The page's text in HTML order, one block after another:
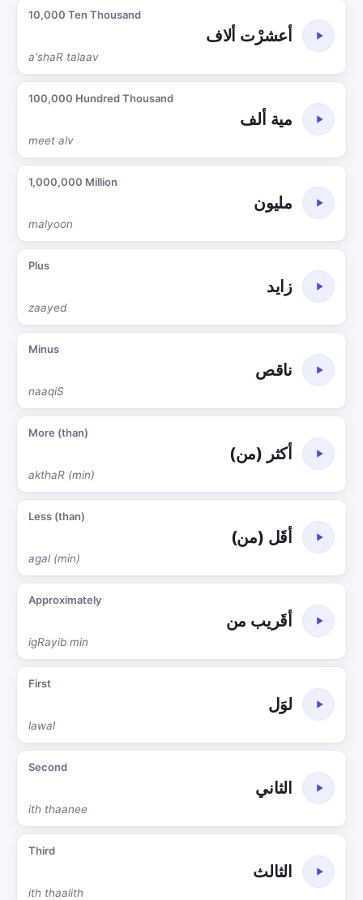
10,000 Ten Thousand
أعشرْت ألاف
a'shaR talaav
100,000 Hundred Thousand
مية ألف
meet alv
1,000,000 Million
مليون
malyoon
Plus
زايد
zaayed
Minus
ناقص
naaqiS
More (than)
أكثر (من)
akthaR (min)
Less (than)
أقَل (من)
agal (min)
Approximately
أقَريب من
igRayib min
First
لوَل
lawal
Second
الثاني
ith thaanee
Third
الثالث
ith thaalith